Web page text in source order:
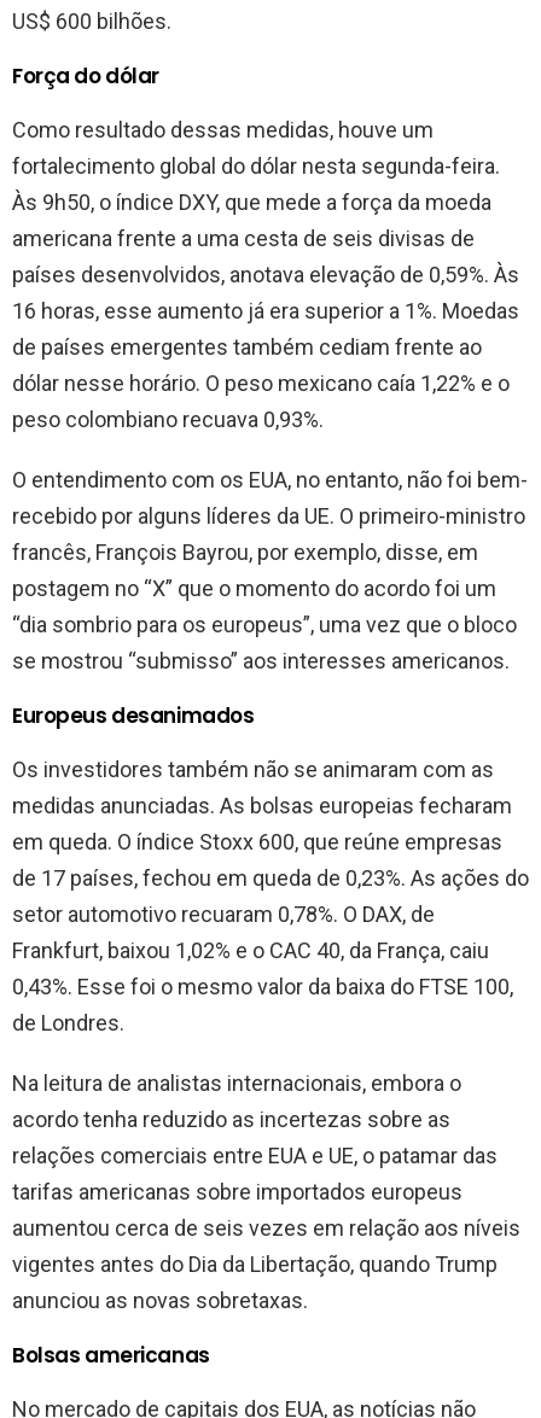
US$ 600 bilhões.
Força do dólar
Como resultado dessas medidas, houve um
fortalecimento global do dólar nesta segunda-feira.
Às 9h50, o índice DXY, que mede a força da moeda
americana frente a uma cesta de seis divisas de
países desenvolvidos, anotava elevação de 0,59%. Às
16 horas, esse aumento já era superior a 1%. Moedas
de países emergentes também cediam frente ao
dólar nesse horário. O peso mexicano caía 1,22% e o
peso colombiano recuava 0,93%.
O entendimento com os EUA, no entanto, não foi bem-
recebido por alguns líderes da UE. O primeiro-ministro
francês, François Bayrou, por exemplo, disse, em
postagem no “X” que o momento do acordo foi um
“dia sombrio para os europeus”, uma vez que o bloco
se mostrou “submisso” aos interesses americanos.
Europeus desanimados
Os investidores também não se animaram com as
medidas anunciadas. As bolsas europeias fecharam
em queda. O índice Stoxx 600, que reúne empresas
de 17 países, fechou em queda de 0,23%. As ações do
setor automotivo recuaram 0,78%. O DAX, de
Frankfurt, baixou 1,02% e o CAC 40, da França, caiu
0,43%. Esse foi o mesmo valor da baixa do FTSE 100,
de Londres.
Na leitura de analistas internacionais, embora o
acordo tenha reduzido as incertezas sobre as
relações comerciais entre EUA e UE, o patamar das
tarifas americanas sobre importados europeus
aumentou cerca de seis vezes em relação aos níveis
vigentes antes do Dia da Libertação, quando Trump
anunciou as novas sobretaxas.
Bolsas americanas
No mercado de capitais dos EUA, as notícias não